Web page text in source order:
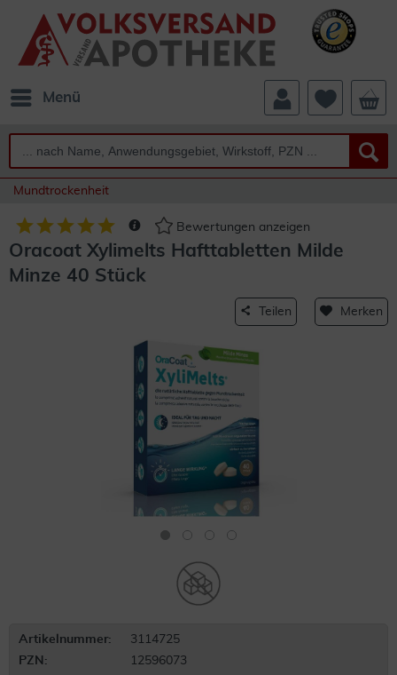
Menü
Mundtrockenheit
Bewertungen anzeigen
Oracoat Xylimelts Hafttabletten Milde
Minze 40 Stück
Teilen Merken
Artikelnummer:
3114725
PZN:
12596073